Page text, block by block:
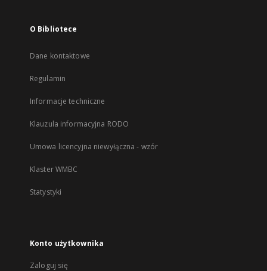
O Bibliotece
Dane kontaktowe
Regulamin
Informacje techniczne
Klauzula informacyjna RODO
Umowa licencyjna niewyłączna - wzór
Klaster WMBC
Statystyki
Konto użytkownika
Zaloguj się